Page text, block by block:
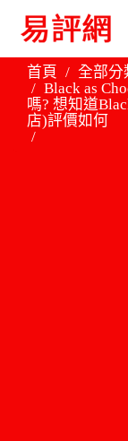
首頁 全部分
Black as
嗎? 想知道
店)評價如何